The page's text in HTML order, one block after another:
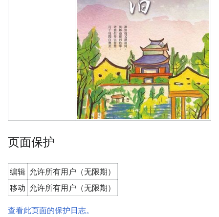
页面保护
编辑 允许所有用户（无限期）
移动 允许所有用户（无限期）
查看此页面的保护日志。